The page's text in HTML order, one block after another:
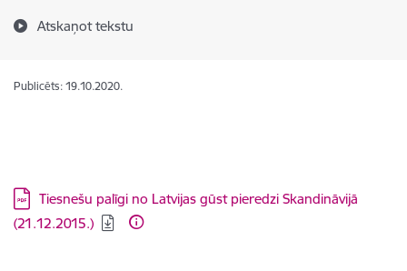
Atskaņot tekstu
Publicēts: 19.10.2020.
Lejupielādēt:
Tiesnešu palīgi no Latvijas gūst pieredzi Skandināvijā
(21.12.2015.)